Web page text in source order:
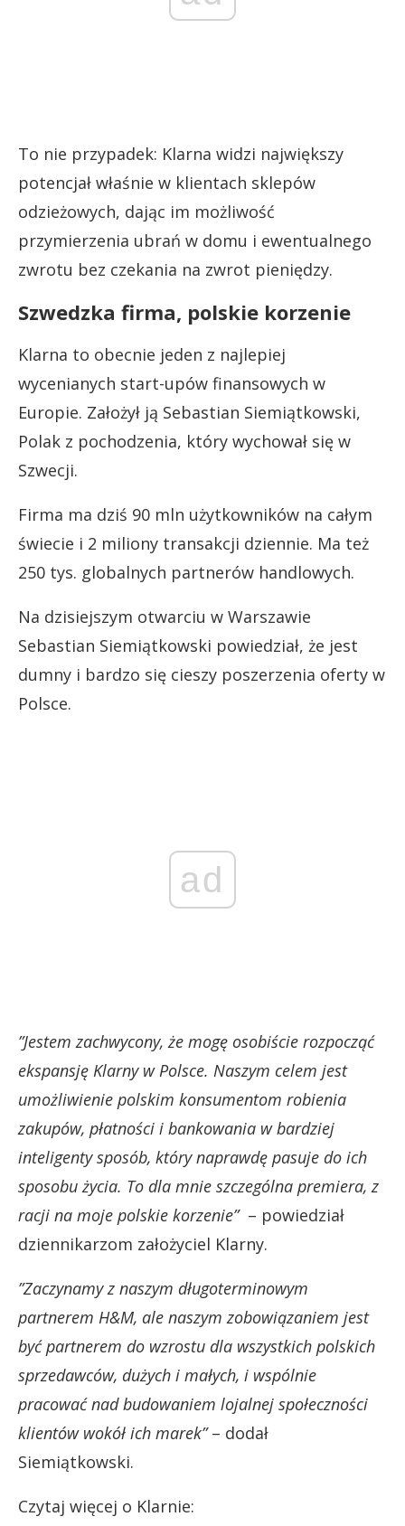
To nie przypadek: Klarna widzi największy
potencjał właśnie w klientach sklepów
odzieżowych, dając im możliwość
przymierzenia ubrań w domu i ewentualnego
zwrotu bez czekania na zwrot pieniędzy.
Szwedzka firma, polskie korzenie
Klarna to obecnie jeden z najlepiej
wycenianych start-upów finansowych w
Europie. Założył ją Sebastian Siemiątkowski,
Polak z pochodzenia, który wychował się w
Szwecji.
Firma ma dziś 90 mln użytkowników na całym
świecie i 2 miliony transakcji dziennie. Ma też
250 tys. globalnych partnerów handlowych.
Na dzisiejszym otwarciu w Warszawie
Sebastian Siemiątkowski powiedział, że jest
dumny i bardzo się cieszy poszerzenia oferty w
Polsce.
ad
”Jestem zachwycony, że mogę osobiście rozpocząć
ekspansję Klarny w Polsce. Naszym celem jest
umożliwienie polskim konsumentom robienia
zakupów, płatności i bankowania w bardziej
inteligenty sposób, który naprawdę pasuje do ich
sposobu życia. To dla mnie szczególna premiera, z
racji na moje polskie korzenie” – powiedział
dziennikarzom założyciel Klarny.
”Zaczynamy z naszym długoterminowym
partnerem H&M, ale naszym zobowiązaniem jest
być partnerem do wzrostu dla wszystkich polskich
sprzedawców, dużych i małych, i wspólnie
pracować nad budowaniem lojalnej społeczności
klientów wokół ich marek”– dodał
Siemiątkowski.
Czytaj więcej o Klarnie: